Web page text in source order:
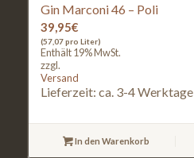
Gin Marconi 46 – Poli
39,95€
(57,07 pro Liter)
Enthält 19% MwSt.
zzgl.
Versand
Lieferzeit: ca. 3-4 Werktage
In den Warenkorb